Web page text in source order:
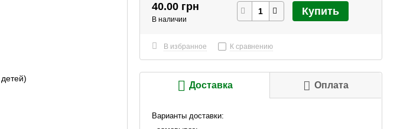
40.00 грн
В наличии
Купить
В избранное К сравнению
Доставка Оплата
Варианты доставки: